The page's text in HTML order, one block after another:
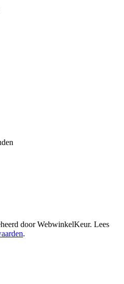
doorWebwinkelKeur. Lees
.